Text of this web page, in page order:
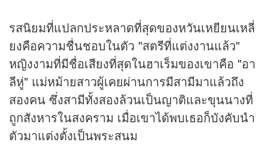
รสนิยมที่แปลกประหลาดที่สุดของหวันเหยียนเหลี่
ยงคือความชื่นชอบในตัว "สตรีที่แต่งงานแล้ว"
หญิงงามที่มีชื่อเสียงที่สุดในฮาเร็มของเขาคือ "อา
ลีหู่" แม่หม้ายสาวผู้เคยผ่านการมีสามีมาแล้วถึง
สองคน ซึ่งสามีทั้งสองล้วนเป็นญาติและขุนนางที่
ถูกสังหารในสงคราม เมื่อเขาได้พบเธอก็บังคับนำ
ตัวมาแต่งตั้งเป็นพระสนม